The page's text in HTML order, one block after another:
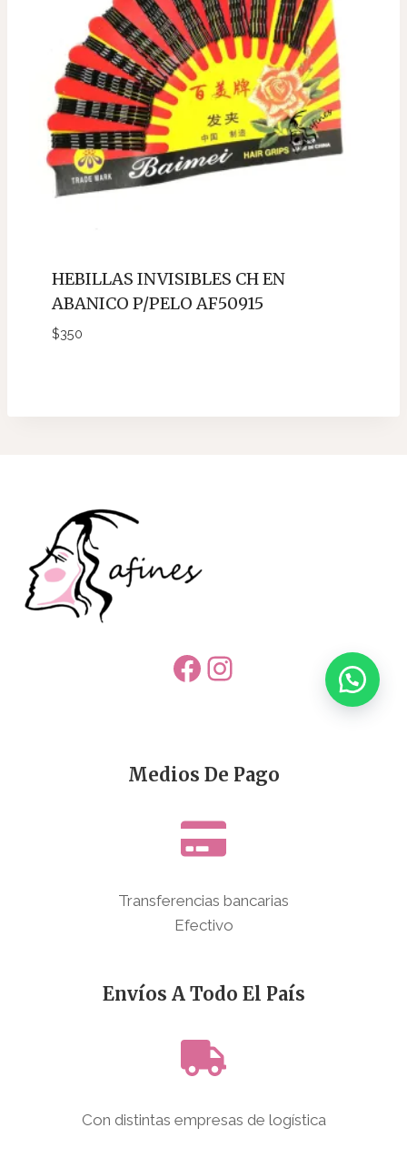
HEBILLAS INVISIBLES CH EN
ABANICO P/PELO AF50915
$350
Facebook
Instagram
Medios De Pago
Transferencias bancarias
Efectivo
Envíos A Todo El País
Con distintas empresas de logística